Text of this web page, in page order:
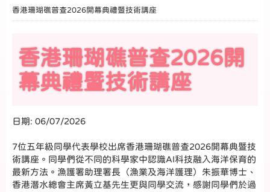
香港珊瑚礁普查2026開幕典禮暨技術講座
香港珊瑚礁普查2026開
幕典禮暨技術講座
日期: 06/07/2026
7位五年級同學代表學校出席香港珊瑚礁普查2026開幕典暨技
術講座。同學們從不同的科學家中認識AI科技融入海洋保育的
最新方法。漁護署助理署長（漁業及海洋護理）朱振華博士、
香港潛水總會主席黃立基先生更與同學交流，感謝同學們於過